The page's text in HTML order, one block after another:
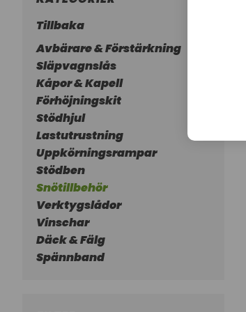
Tillbaka
Avbärare & Förstärkning
Släpvagnslås
Kåpor & Kapell
Förhöjningskit
Stödhjul
Lastutrustning
Uppkörningsrampar
Stödben
Snötillbehör
Verktygslådor
Vinschar
Däck & Fälg
Spännband